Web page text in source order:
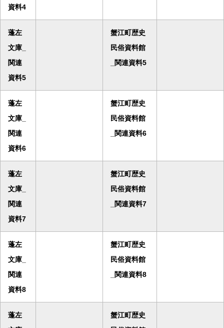
資料4
蓬左
文庫_
関連
資料5
蟹江町歴史
民俗資料館
_関連資料5
蓬左
文庫_
関連
資料6
蟹江町歴史
民俗資料館
_関連資料6
蓬左
文庫_
関連
資料7
蟹江町歴史
民俗資料館
_関連資料7
蓬左
文庫_
関連
資料8
蟹江町歴史
民俗資料館
_関連資料8
蓬左
蟹江町歴史